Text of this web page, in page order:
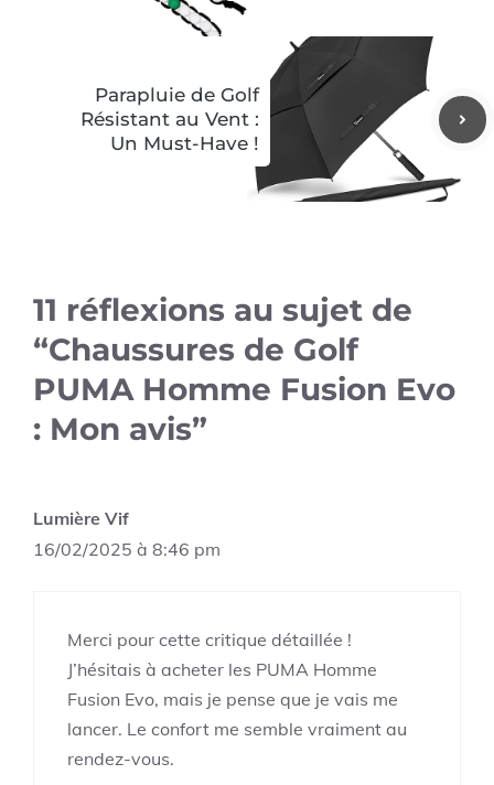
Parapluie de Golf
Résistant au Vent :
Un Must-Have !
11 réflexions au sujet de
“Chaussures de Golf
PUMA Homme Fusion Evo
: Mon avis”
Lumière Vif
16/02/2025 à 8:46 pm
Merci pour cette critique détaillée !
J’hésitais à acheter les PUMA Homme
Fusion Evo, mais je pense que je vais me
lancer. Le confort me semble vraiment au
rendez-vous.